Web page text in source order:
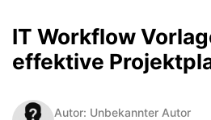
IT Workflow
effektive
Autor: Unbekannter Autor